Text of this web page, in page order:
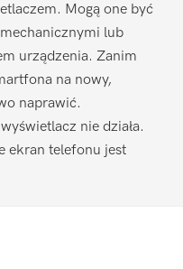
Mogą one być
lub
urządzenia. Zanim
na nowy,
naprawić.
nie działa.
ekran telefonu jest